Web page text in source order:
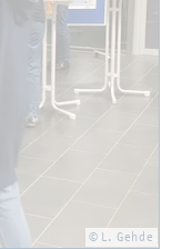
© L. Gehde